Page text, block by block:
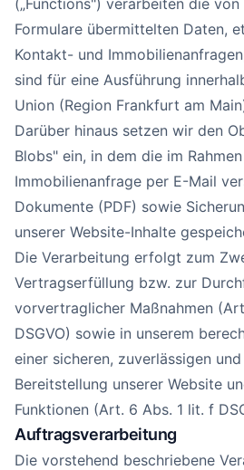
(„Functions") verarbeiten die
Formulare übermittelten Daten,
Kontakt- und
sind für eine Ausführung
Union (Region Frankfurt am
Darüber hinaus setzen wir den
Blobs" ein, in dem die im
Immobilienanfrage per E-Mail
Dokumente (PDF) sowie
unserer Website-Inhalte
Die Verarbeitung erfolgt zum
Vertragserfüllung bzw. zur
vorvertraglicher Maßnahmen
DSGVO) sowie in unserem
einer sicheren, zuverlässigen
Bereitstellung unserer Website
Funktionen (Art. 6 Abs. 1 lit. f
Auftragsverarbeitung
Die vorstehend beschriebene